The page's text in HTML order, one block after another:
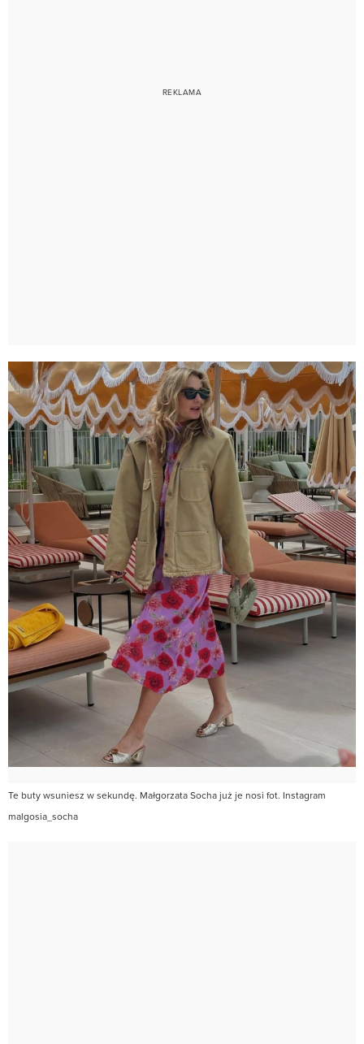
Te buty wsuniesz w sekundę. Małgorzata Socha już je nosi fot. Instagram
malgosia_socha